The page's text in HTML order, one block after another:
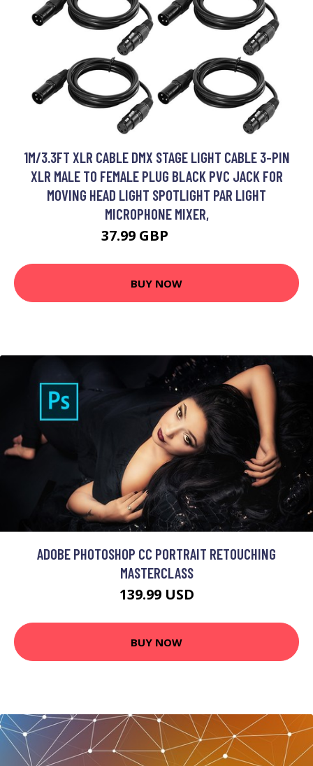
1M/3.3FT XLR CABLE DMX STAGE LIGHT CABLE 3-PIN
XLR MALE TO FEMALE PLUG BLACK PVC JACK FOR
MOVING HEAD LIGHT SPOTLIGHT PAR LIGHT
MICROPHONE MIXER,
37.99 GBP
BUY NOW
ADOBE PHOTOSHOP CC PORTRAIT RETOUCHING
MASTERCLASS
139.99 USD
BUY NOW